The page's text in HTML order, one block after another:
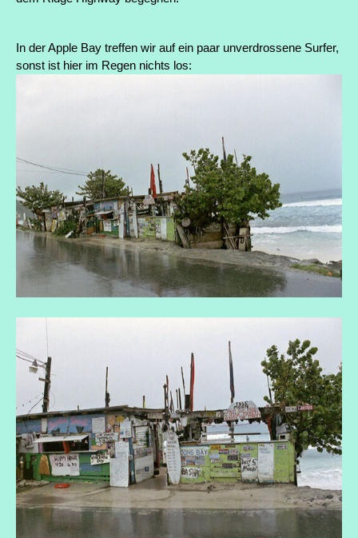
In der Apple Bay treffen wir auf ein paar unverdrossene Surfer,
sonst ist hier im Regen nichts los: